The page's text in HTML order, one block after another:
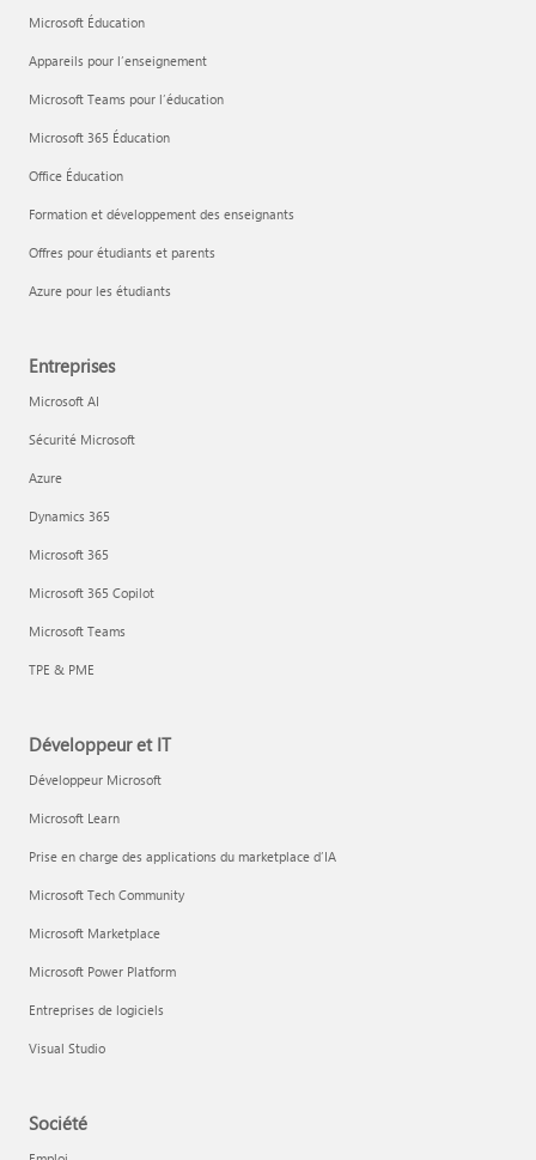
Microsoft Éducation
Appareils pour l’enseignement
Microsoft Teams pour l’éducation
Microsoft 365 Éducation
Office Éducation
Formation et développement des enseignants
Offres pour étudiants et parents
Azure pour les étudiants
Entreprises
Microsoft AI
Sécurité Microsoft
Azure
Dynamics 365
Microsoft 365
Microsoft 365 Copilot
Microsoft Teams
TPE & PME
Développeur et IT
Développeur Microsoft
Microsoft Learn
Prise en charge des applications du marketplace d’IA
Microsoft Tech Community
Microsoft Marketplace
Microsoft Power Platform
Entreprises de logiciels
Visual Studio
Société